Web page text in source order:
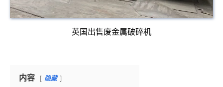
英国出售废金属破碎机
内容 隐藏